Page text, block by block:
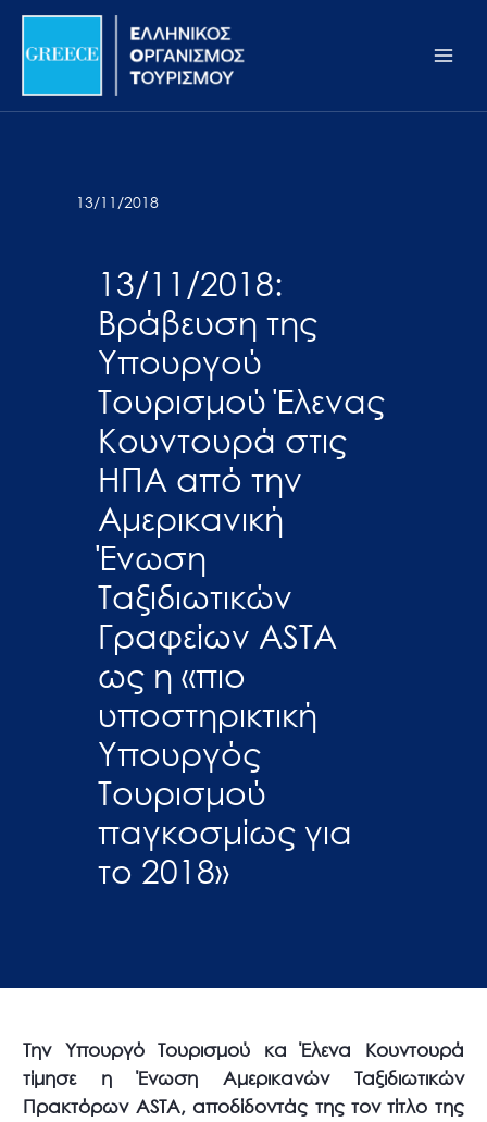
Σημείωση:
ιστότοπος
προσβασιμότητας.
Μετάβαση
περιεχόμενο
13/11/2018
13/11/2018:
Βράβευση της
Υπουργού
Τουρισμού Έλενας
Κουντουρά στις
ΗΠΑ από την
Αμερικανική
Ένωση
Ταξιδιωτικών
Γραφείων ASTA
ως η «πιο
υποστηρικτική
Υπουργός
Τουρισμού
παγκοσμίως για
το 2018»
Την Υπουργό Τουρισμού κα Έλενα Κουντουρά
τίμησε η Ένωση Αμερικανών Ταξιδιωτικών
Πρακτόρων ASTA, αποδίδοντάς της τον τίτλο της